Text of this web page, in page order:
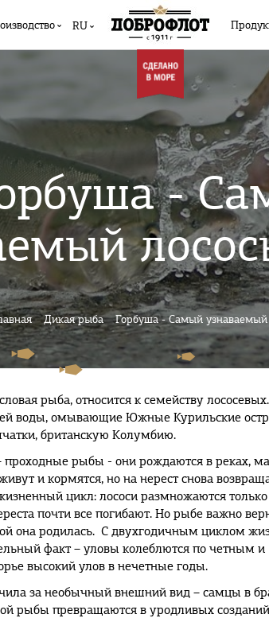
RU
-
Дикая рыба Горбуша - Самый узнаваемый
рыба, относится к семейству лососевых.
воды, омывающие Южные Курильские
британскую Колумбию.
проходные рыбы - они рождаются в реках,
и кормятся, но на нерест снова
цикл: лососи размножаются только
почти все погибают. Но рыбе важно
она родилась. С двухгодичным циклом
факт – уловы колеблются по четным и
высокий улов в нечетные годы.
за необычный внешний вид – самцы в
рыбы превращаются в уродливых